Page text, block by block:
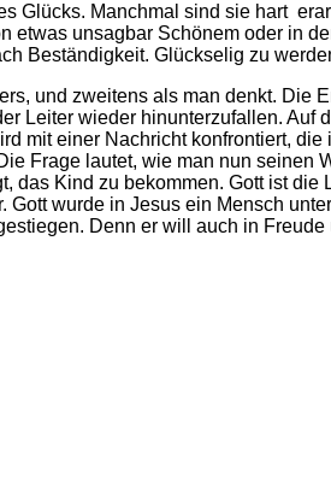
Glücks. Manchmal sind sie hart
unsagbar Schönem oder in
Beständigkeit. Glückselig zu
und zweitens als man denkt. Die
Leiter wieder hinunterzufallen.
mit einer Nachricht konfrontiert,
Frage lautet, wie man nun
das Kind zu bekommen. Gott ist
wurde in Jesus ein Mensch
Denn er will auch in